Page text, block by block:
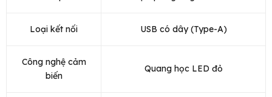
Loại kết nối USB có dây (Type-A)
Công nghệ cảm
biến
Quang học LED đỏ